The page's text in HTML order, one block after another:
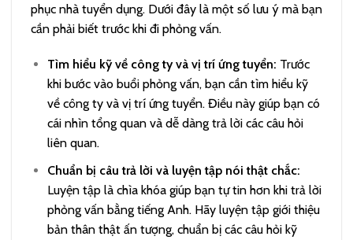
phục nhà tuyển dụng. Dưới đây là một số lưu ý mà bạn
cần phải biết trước khi đi phỏng vấn.
Tìm hiểu kỹ về công ty và vị trí ứng tuyển: Trước
khi bước vào buổi phỏng vấn, bạn cần tìm hiểu kỹ
về công ty và vị trí ứng tuyển. Điều này giúp bạn có
cái nhìn tổng quan và dễ dàng trả lời các câu hỏi
liên quan.
Chuẩn bị câu trả lời và luyện tập nói thật chắc:
Luyện tập là chìa khóa giúp bạn tự tin hơn khi trả lời
phỏng vấn bằng tiếng Anh. Hãy luyện tập giới thiệu
bản thân thật ấn tượng, chuẩn bị các câu hỏi kỹ